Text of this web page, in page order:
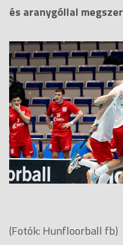
és aranygóllal
(Fotók: Hunfloorball fb)